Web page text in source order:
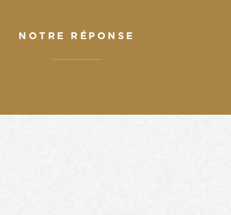
NOTRE RÉPONSE